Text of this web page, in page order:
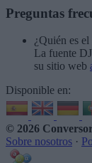
Preguntas
¿Quién es
La fuente
su sitio web
Disponible en:
© 2026
Sobre nosotros ·